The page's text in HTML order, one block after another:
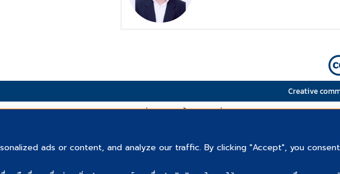
ads or content, and analyze our traffic. By clicking "Accept", you
Creative
“สื่อการสอนนี้เป็นส่วนหนึ่งของ PSU lifelong และเผยแพ